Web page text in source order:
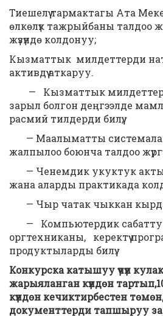
Тиешелүү тармактагы Ата
өлкөлүк тажрыйбаны талдоо
жүзүндө колдонуу;
Кызматтык милдеттерди
активдүү аткаруу.
— Кызматтык
зарыл болгон деңгээлде
расмий тилдерди билүү;
— Маалыматты
жалпылоо боюнча талдоо
— Ченемдик укуктук
жана аларды практикада
— Чыр чатак чыккан
— Компьютердик
оргтехниканы, керектүү
продуктыларды билүү.
Конкурска катышуу үчүн
жарыяланган күндөн
күндөн кечиктирбестен
документтерди тапшыруу